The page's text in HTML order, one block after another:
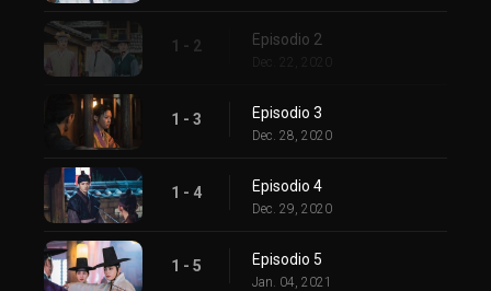
1 - 2 Episodio 2
Dec. 22, 2020
1 - 3 Episodio 3
Dec. 28, 2020
1 - 4 Episodio 4
Dec. 29, 2020
1 - 5 Episodio 5
Jan. 04, 2021